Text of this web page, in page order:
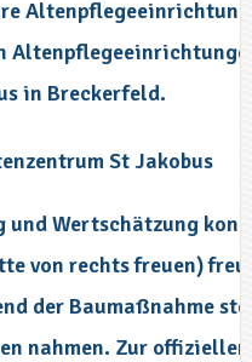
in Breckerfeld.
und Wertschätzung
von rechts freuen)
der Baumaßnahme
nahmen. Zur